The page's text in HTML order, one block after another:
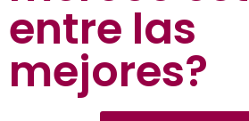
entre las
mejores?